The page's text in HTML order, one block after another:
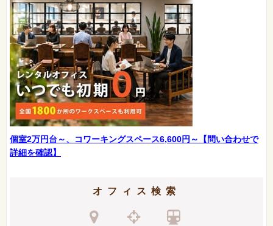
個室2万円台～、コワーキングスペース6,600円～【問い合わせで
詳細を確認】
オフィス検索